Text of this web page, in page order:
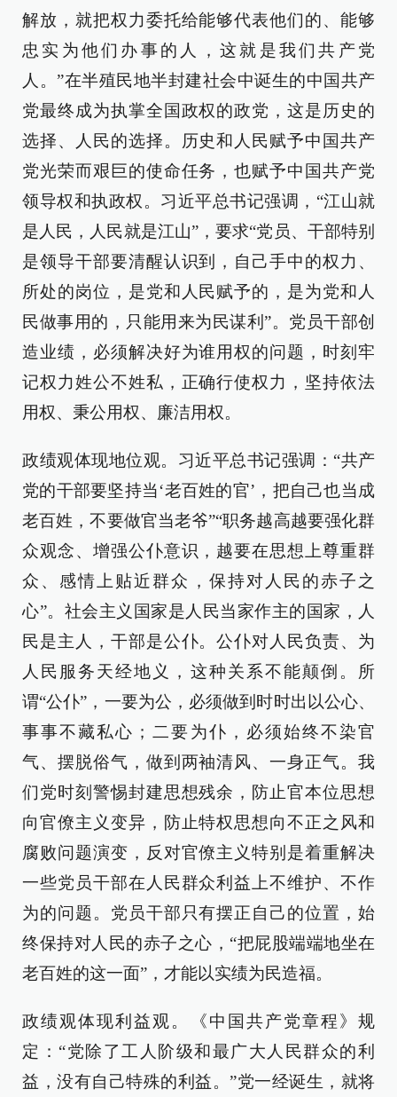
解放，就把权力委托给能够代表他们的、能够
忠实为他们办事的人，这就是我们共产党
人。”在半殖民地半封建社会中诞生的中国共产
党最终成为执掌全国政权的政党，这是历史的
选择、人民的选择。历史和人民赋予中国共产
党光荣而艰巨的使命任务，也赋予中国共产党
领导权和执政权。习近平总书记强调，“江山就
是人民，人民就是江山”，要求“党员、干部特别
是领导干部要清醒认识到，自己手中的权力、
所处的岗位，是党和人民赋予的，是为党和人
民做事用的，只能用来为民谋利”。党员干部创
造业绩，必须解决好为谁用权的问题，时刻牢
记权力姓公不姓私，正确行使权力，坚持依法
用权、秉公用权、廉洁用权。
政绩观体现地位观。习近平总书记强调：“共产
党的干部要坚持当‘老百姓的官’，把自己也当成
老百姓，不要做官当老爷”“职务越高越要强化群
众观念、增强公仆意识，越要在思想上尊重群
众、感情上贴近群众，保持对人民的赤子之
心”。社会主义国家是人民当家作主的国家，人
民是主人，干部是公仆。公仆对人民负责、为
人民服务天经地义，这种关系不能颠倒。所
谓“公仆”，一要为公，必须做到时时出以公心、
事事不藏私心；二要为仆，必须始终不染官
气、摆脱俗气，做到两袖清风、一身正气。我
们党时刻警惕封建思想残余，防止官本位思想
向官僚主义变异，防止特权思想向不正之风和
腐败问题演变，反对官僚主义特别是着重解决
一些党员干部在人民群众利益上不维护、不作
为的问题。党员干部只有摆正自己的位置，始
终保持对人民的赤子之心，“把屁股端端地坐在
老百姓的这一面”，才能以实绩为民造福。
政绩观体现利益观。《中国共产党章程》规
定：“党除了工人阶级和最广大人民群众的利
益，没有自己特殊的利益。”党一经诞生，就将